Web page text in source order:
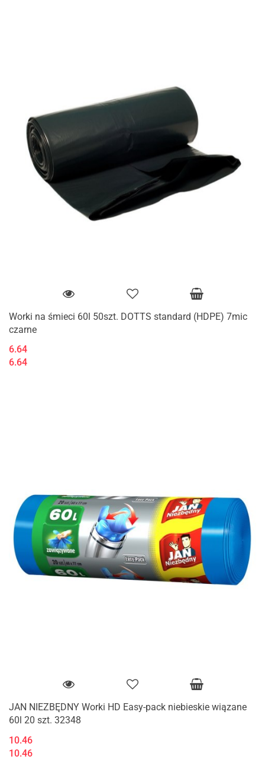
Worki na śmieci 60l 50szt. DOTTS standard (HDPE) 7mic
czarne
6.64
6.64
JAN NIEZBĘDNY Worki HD Easy-pack niebieskie wiązane
60l 20 szt. 32348
10.46
10.46